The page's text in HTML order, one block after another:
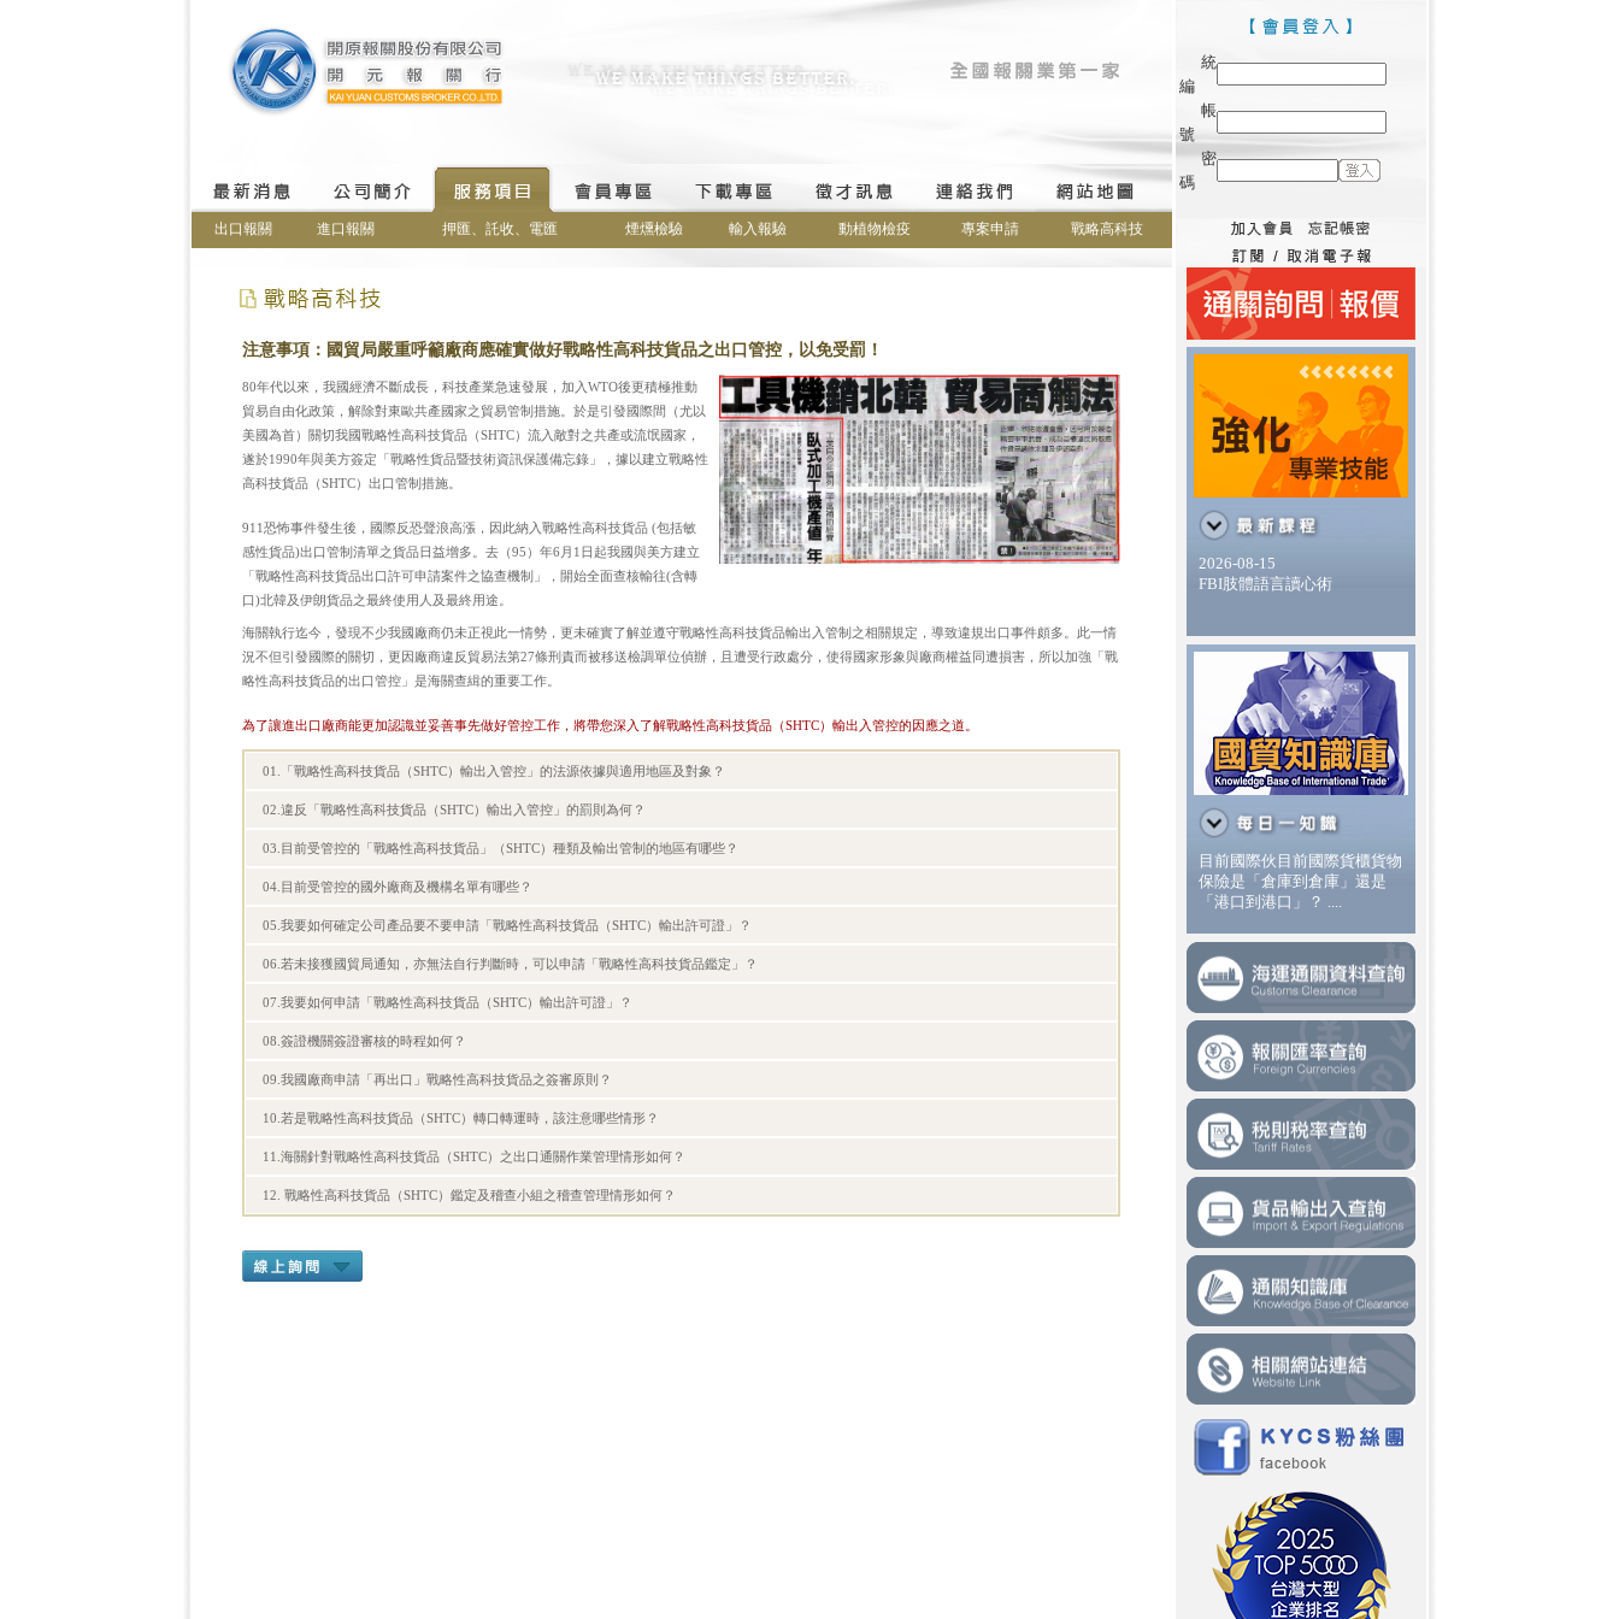
統
編
帳
號
密
碼
出口報關 進口報關 押匯、託收、電匯 煙燻檢驗 輸入報驗 動植物檢疫 專案申請 戰略高科技
注意事項： 國貿局嚴重呼籲廠商應確實做好戰略性高科技貨品之出口管控，以免受罰！
80年代以來，我國經濟不斷成長，科技產業急速發展，加入WTO後更積極推動
貿易自由化政策，解除對東歐共產國家之貿易管制措施。於是引發國際間（尤以
美國為首）關切我國戰略性高科技貨品（SHTC）流入敵對之共產或流氓國家，
遂於1990年與美方簽定「戰略性貨品暨技術資訊保護備忘錄」，據以建立戰略性
高科技貨品（SHTC）出口管制措施。
911恐怖事件發生後，國際反恐聲浪高漲，因此納入戰略性高科技貨品 (包括敏
感性貨品)出口管制清單之貨品日益增多。去（95）年6月1日起我國與美方建立
「戰略性高科技貨品出口許可申請案件之協查機制」，開始全面查核輸往(含轉
口)北韓及伊朗貨品之最終使用人及最終用途。
海關執行迄今，發現不少我國廠商仍未正視此一情勢，更未確實了解並遵守戰略性高科技貨品輸出入管制之相關規定，導致違規出口事件頗多。此一情
況不但引發國際的關切，更因廠商違反貿易法第27條刑責而被移送檢調單位偵辦，且遭受行政處分，使得國家形象與廠商權益同遭損害，所以加強「戰
略性高科技貨品的出口管控」是海關查緝的重要工作。
為了讓進出口廠商能更加認識並妥善事先做好管控工作，將帶您深入了解戰略性高科技貨品（SHTC）輸出入管控的因應之道。
01.「戰略性高科技貨品（SHTC）輸出入管控」的法源依據與適用地區及對象？
02.違反「戰略性高科技貨品（SHTC）輸出入管控」的罰則為何？
03.目前受管控的「戰略性高科技貨品」（SHTC）種類及輸出管制的地區有哪些？
04.目前受管控的國外廠商及機構名單有哪些？
05.我要如何確定公司產品要不要申請「戰略性高科技貨品（SHTC）輸出許可證」？
06.若未接獲國貿局通知，亦無法自行判斷時，可以申請「戰略性高科技貨品鑑定」？
07.我要如何申請「戰略性高科技貨品（SHTC）輸出許可證」？
08.簽證機關簽證審核的時程如何？
09.我國廠商申請「再出口」戰略性高科技貨品之簽審原則？
10.若是戰略性高科技貨品（SHTC）轉口轉運時，該注意哪些情形？
11.海關針對戰略性高科技貨品（SHTC）之出口通關作業管理情形如何？
12. 戰略性高科技貨品（SHTC）鑑定及稽查小組之稽查管理情形如何？
2026-08-15
FBI肢體語言讀心術
目前國際伙目前國際貨櫃貨物
保險是「倉庫到倉庫」還是
「港口到港口」？ ....